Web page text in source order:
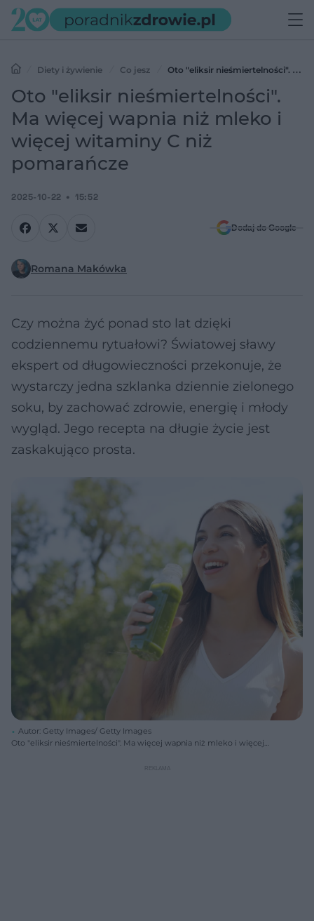
Diety i żywienie Co jesz
Oto "eliksir nieśmiertelności". Ma
więcej wapnia niż mleko i więcej witaminy C niż pomarańcze
Oto "eliksir nieśmiertelności".
Ma więcej wapnia niż mleko i
więcej witaminy C niż
pomarańcze
2025-10-22 15:52
Dodaj do Google
Romana Makówka
Czy można żyć ponad sto lat dzięki
codziennemu rytuałowi? Światowej sławy
ekspert od długowieczności przekonuje, że
wystarczy jedna szklanka dziennie zielonego
soku, by zachować zdrowie, energię i młody
wygląd. Jego recepta na długie życie jest
zaskakująco prosta.
Autor: Getty Images/ Getty Images
Oto "eliksir nieśmiertelności". Ma więcej wapnia niż mleko i więcej